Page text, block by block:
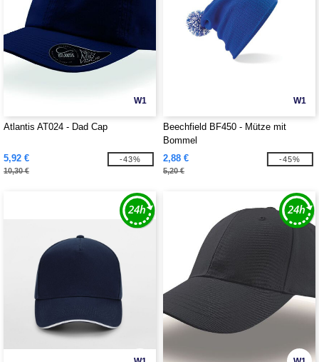
W1
Atlantis AT024 - Dad Cap
5,92 €
10,30 €
-43%
W1
Beechfield BF450 - Mütze mit
Bommel
2,88 €
5,20 €
-45%